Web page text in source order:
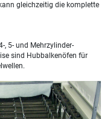
gleichzeitig die komplette
, 5- und Mehrzylinder-
sind Hubbalkenöfen für